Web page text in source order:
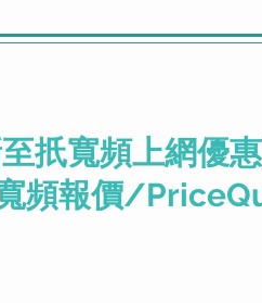
扺寬頻上網優
寬頻報價/